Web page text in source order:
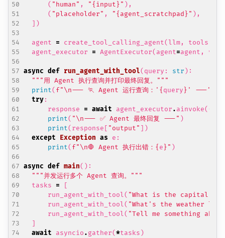
( "human" , "{input}" ),
( "placeholder" , "{agent_scratchpad}" ),
])
agent = create_tool_calling_agent(llm, tools
agent_executor
= AgentExecutor( agent=agent ,
async def run_agent_with_tool( query : str ):
"""用 Agent 执行查询并打印最终回复。"""
print( f"\n--- 🏃 Agent 运行查询：' { query } ' ---"
try:
response
= await agent_executor.ainvoke({
print( "\n--- ✅ Agent 最终回复 ---" )
print( response [ "output" ])
except
Exception as e :
print( f"\n🛑 Agent 执行出错： { e }" )
async def main():
"""并发运行多个 Agent 查询。"""
tasks
=
[
run_agent_with_tool( "What is the capital of
run_agent_with_tool( "What's the weather
run_agent_with_tool( "Tell me something
]
await
asyncio.gather(*tasks )